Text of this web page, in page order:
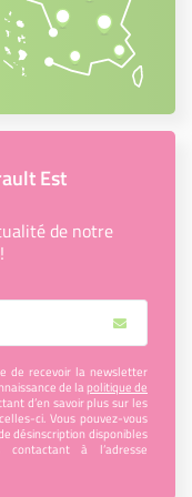
Est
de notre
de recevoir la newsletter
de la politique de
d’en savoir plus sur les
ci. Vous pouvez-vous
désinscription disponibles
à l’adresse